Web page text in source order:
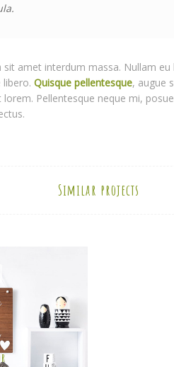
amet interdum massa. Nullam
Quisque pellentesque, augue
Pellentesque neque mi,
Similar projects